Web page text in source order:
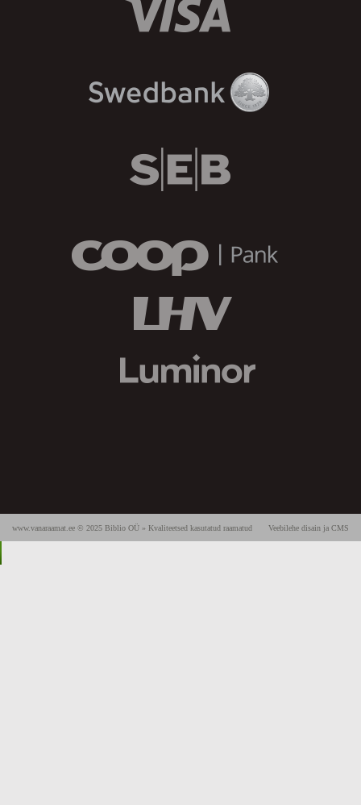
Veebilehe disain ja CMS
www.vanaraamat.ee © 2025 Biblio OÜ » Kvaliteetsed kasutatud raamatud